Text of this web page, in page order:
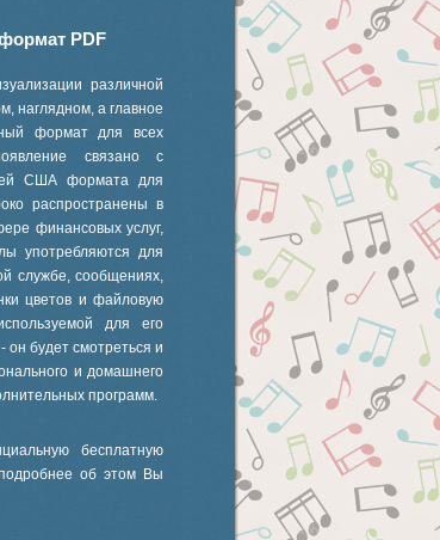
PDF
различной
наглядном, а главное
формат для всех
связано с
США формата для
распространены в
финансовых услуг,
употребляются для
службе, сообщениях,
цветов и файловую
для его
он будет смотреться и
и домашнего
программ.
бесплатную
об этом Вы